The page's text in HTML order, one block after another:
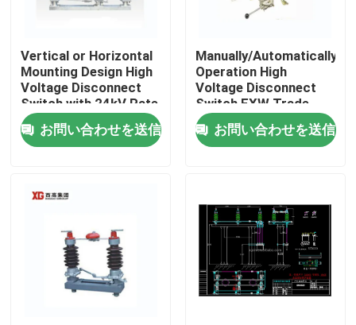
私達について
Vertical or Horizontal
Mounting Design High
Voltage Disconnect
Switch with 24kV Rate
Voltage
お問い合わせを送信
Manually/Automatically
Operation High
Voltage Disconnect
Switch EXW Trade
Terms Product
お問い合わせを送信